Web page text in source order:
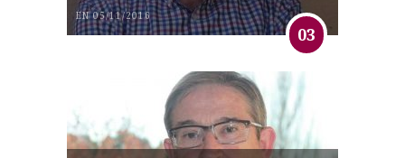
EN 05/11/2016
03